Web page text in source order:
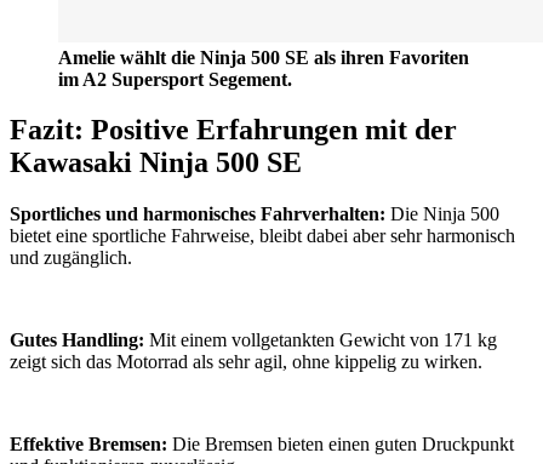
Amelie wählt die Ninja 500 SE als ihren Favoriten
im A2 Supersport Segement.
Fazit: Positive Erfahrungen mit der
Kawasaki Ninja 500 SE
Sportliches und harmonisches Fahrverhalten: Die Ninja 500
bietet eine sportliche Fahrweise, bleibt dabei aber sehr harmonisch
und zugänglich.
Gutes Handling: Mit einem vollgetankten Gewicht von 171 kg
zeigt sich das Motorrad als sehr agil, ohne kippelig zu wirken.
Effektive Bremsen: Die Bremsen bieten einen guten Druckpunkt